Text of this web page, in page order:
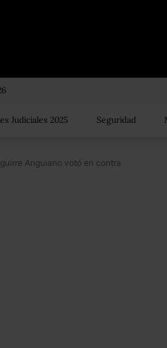
Judiciales 2025 Seguridad
Anguiano votó en contra